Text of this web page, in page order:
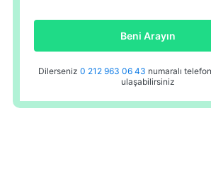
Beni Arayın
Dilerseniz0 212 963 06 43 numaralı
ulaşabilirsiniz